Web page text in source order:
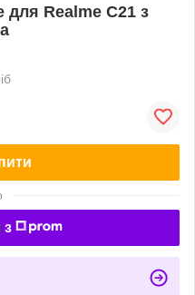
для Realme C21 з
з